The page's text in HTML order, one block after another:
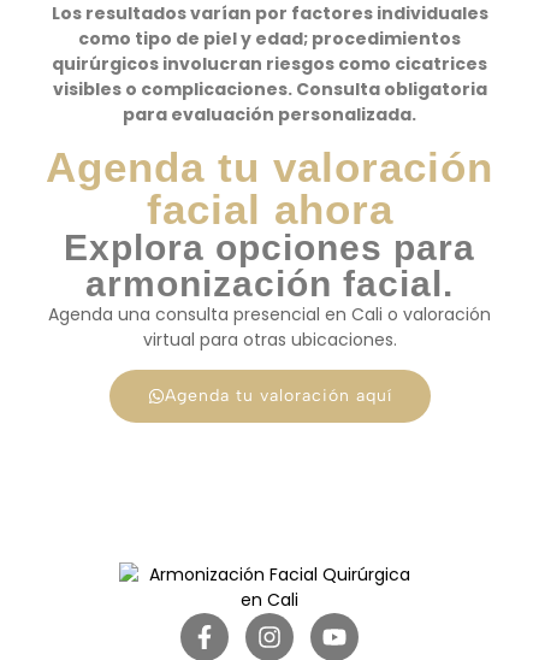
Los resultados varían por factores individuales
como tipo de piel y edad; procedimientos
quirúrgicos involucran riesgos como cicatrices
visibles o complicaciones. Consulta obligatoria
para evaluación personalizada.
Agenda tu valoración
facial ahora
Explora opciones para
armonización facial.
Agenda una consulta presencial en Cali o valoración
virtual para otras ubicaciones.
Agenda tu valoración aquí